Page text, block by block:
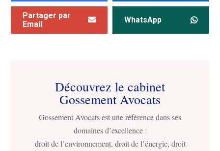
Partager par
Email
WhatsApp
Découvrez le cabinet
Gossement Avocats
Gossement Avocats est une référence dans ses
domaines d’excellence :
droit de l’environnement, droit de l’énergie, droit